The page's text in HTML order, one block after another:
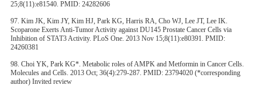
25;8(11):e81540. PMID: 24282606
97. Kim JK, Kim JY, Kim HJ, Park KG, Harris RA, Cho WJ, Lee JT, Lee IK.
Scoparone Exerts Anti-Tumor Activity against DU145 Prostate Cancer Cells via
Inhibition of STAT3 Activity. PLoS One. 2013 Nov 15;8(11):e80391. PMID:
24260381
98. Choi YK, Park KG*. Metabolic roles of AMPK and Metformin in Cancer Cells.
Molecules and Cells. 2013 Oct; 36(4):279-287. PMID: 23794020 (*corresponding
author) Invited review